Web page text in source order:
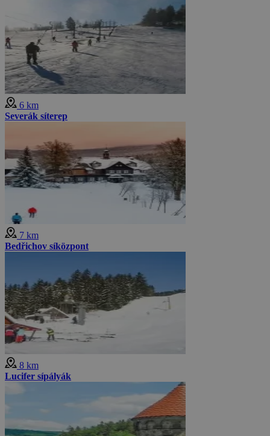
6 km
Severák síterep
7 km
Bedřichov síközpont
8 km
Lucifer sípályák